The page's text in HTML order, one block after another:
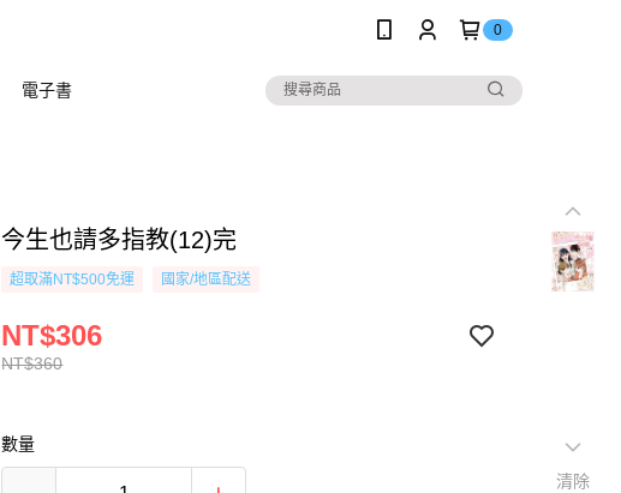
0
電子書
今生也請多指教(12)完
超取滿NT$500免運 國家/地區配送
NT$360
NT$306
數量
清除